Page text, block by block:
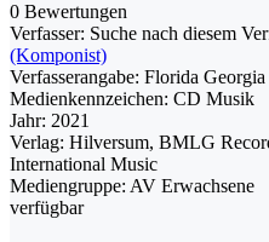
0 Bewertungen
Verfasser: Suche nach diesem
(Komponist)
Verfasserangabe: Florida
Medienkennzeichen: CD Musik
Jahr: 2021
Verlag: Hilversum, BMLG
International Music
Mediengruppe: AV Erwachsene
verfügbar